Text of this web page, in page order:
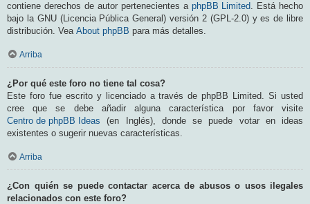
contiene derechos de autor pertenecientes a phpBB Limited. Está hecho
bajo la GNU (Licencia Pública General) versión 2 (GPL-2.0) y es de libre
distribución. Vea About phpBB para más detalles.
Arriba
¿Por qué este foro no tiene tal cosa?
Este foro fue escrito y licenciado a través de phpBB Limited. Si usted
cree que se debe añadir alguna característica por favor visite
Centro de phpBB Ideas (en Inglés), donde se puede votar en ideas
existentes o sugerir nuevas características.
Arriba
¿Con quién se puede contactar acerca de abusos o usos ilegales
relacionados con este foro?